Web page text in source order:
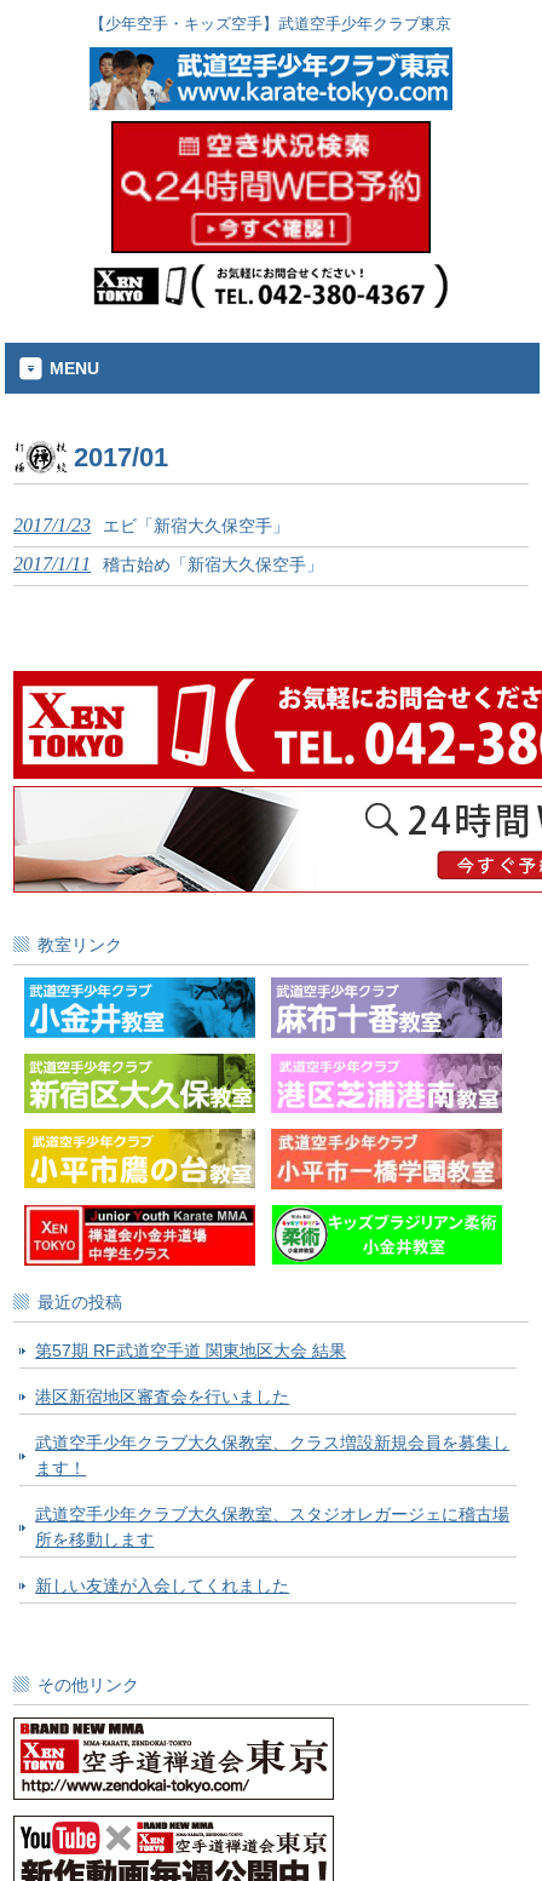
【少年空手・キッズ空手】武道空手少年クラブ東京
MENU
2017/01
2017/1/23 エビ「新宿大久保空手」
2017/1/11 稽古始め「新宿大久保空手」
教室リンク
最近の投稿
第57期 RF武道空手道 関東地区大会 結果
港区新宿地区審査会を行いました
武道空手少年クラブ大久保教室、クラス増設新規会員を募集し
ます！
武道空手少年クラブ大久保教室、スタジオレガージェに稽古場
所を移動します
新しい友達が入会してくれました
その他リンク